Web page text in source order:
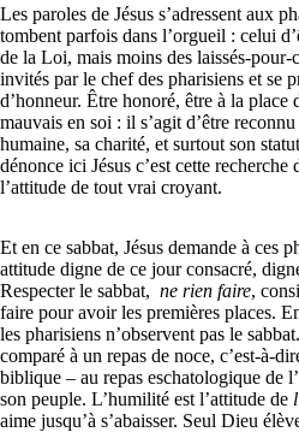
Les paroles de Jésus s’adressent aux
tombent parfois dans l’orgueil : celui
de la Loi, mais moins des laissés-pour-
invités par le chef des pharisiens et se
d’honneur. Être honoré, être à la place
mauvais en soi : il s’agit d’être
humaine, sa charité, et surtout son
dénonce ici Jésus c’est cette
l’attitude de tout vrai croyant.
Et en ce sabbat, Jésus demande à ces
attitude digne de ce jour consacré,
Respecter le sabbat, ne rien faire,
faire pour avoir les premières places.
les pharisiens n’observent pas le
comparé à un repas de noce, c’est-à-
biblique – au repas eschatologique de
son peuple. L’humilité est l’attitude de
aime jusqu’à s’abaisser. Seul Dieu